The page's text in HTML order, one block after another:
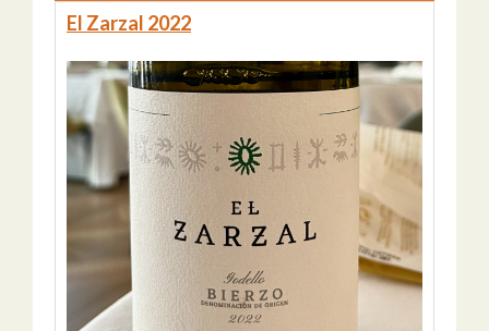
El Zarzal 2022